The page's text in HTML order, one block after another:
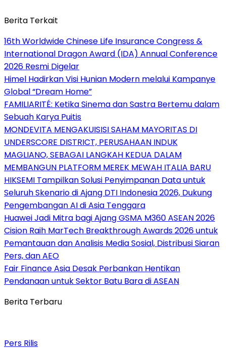
Berita Terkait
16th Worldwide Chinese Life Insurance Congress &
International Dragon Award (IDA) Annual Conference
2026 Resmi Digelar
Himel Hadirkan Visi Hunian Modern melalui Kampanye
Global “Dream Home”
FAMILIARITÉ: Ketika Sinema dan Sastra Bertemu dalam
Sebuah Karya Puitis
MONDEVITA MENGAKUISISI SAHAM MAYORITAS DI
UNDERSCORE DISTRICT, PERUSAHAAN INDUK
MAGLIANO, SEBAGAI LANGKAH KEDUA DALAM
MEMBANGUN PLATFORM MEREK MEWAH ITALIA BARU
HIKSEMI Tampilkan Solusi Penyimpanan Data untuk
Seluruh Skenario di Ajang DTI Indonesia 2026, Dukung
Pengembangan AI di Asia Tenggara
Huawei Jadi Mitra bagi Ajang GSMA M360 ASEAN 2026
Cision Raih MarTech Breakthrough Awards 2026 untuk
Pemantauan dan Analisis Media Sosial, Distribusi Siaran
Pers, dan AEO
Fair Finance Asia Desak Perbankan Hentikan
Pendanaan untuk Sektor Batu Bara di ASEAN
Berita Terbaru
Pers Rilis